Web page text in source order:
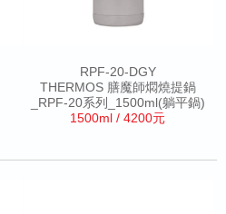
RPF-20-DGY
THERMOS 膳魔師燜燒提鍋
_RPF-20系列_1500ml(躺平鍋)
1500ml / 4200元